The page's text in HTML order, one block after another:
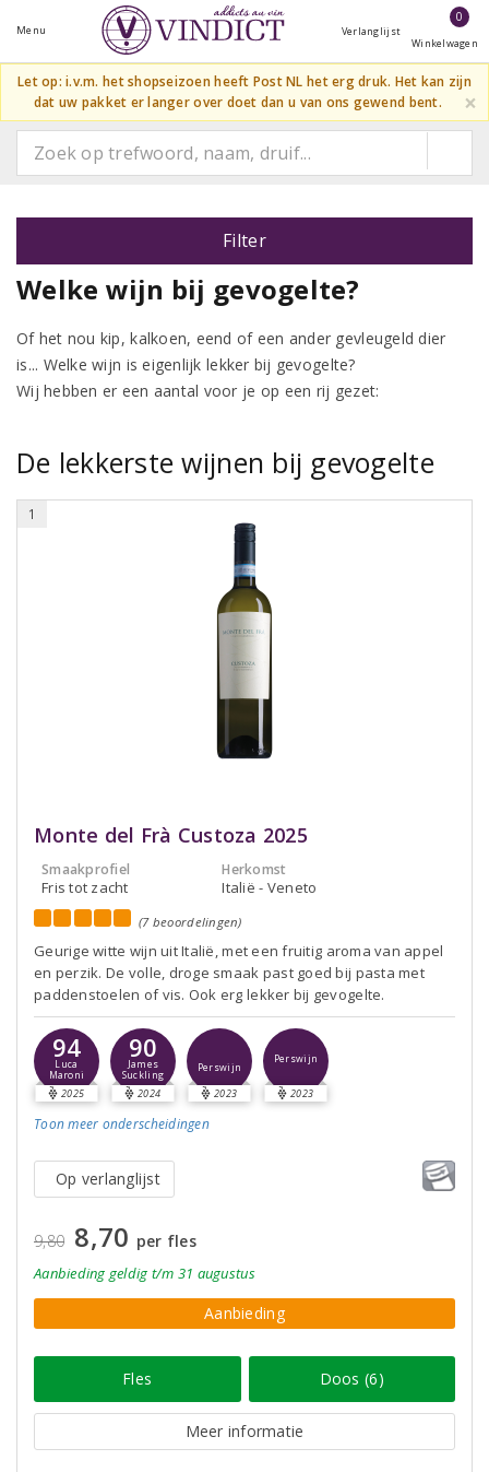
Menu Verlanglijst
0
Winkelwagen
Let op: i.v.m. het shopseizoen heeft Post NL het erg druk. Het kan zijn
dat uw pakket er langer over doet dan u van ons gewend bent.
×
Filter
Welke wijn bij gevogelte?
Of het nou kip, kalkoen, eend of een ander gevleugeld dier
is... Welke wijn is eigenlijk lekker bij gevogelte?
Wij hebben er een aantal voor je op een rij gezet:
De lekkerste wijnen bij gevogelte
1
Monte del Frà Custoza 2025
Smaakprofiel
Fris tot zacht
Herkomst
Italië - Veneto
(7 beoordelingen)
Geurige witte wijn uit Italië, met een fruitig aroma van appel
en perzik. De volle, droge smaak past goed bij pasta met
paddenstoelen of vis. Ook erg lekker bij gevogelte.
94
Luca
Maroni
2025
90
James
Suckling
2024
Perswijn
2023
Perswijn
2023
Toon meer onderscheidingen
Op verlanglijst
9,80 8,70 per fles
Aanbieding geldig t/m 31 augustus
Aanbieding
Fles Doos (6)
Meer informatie